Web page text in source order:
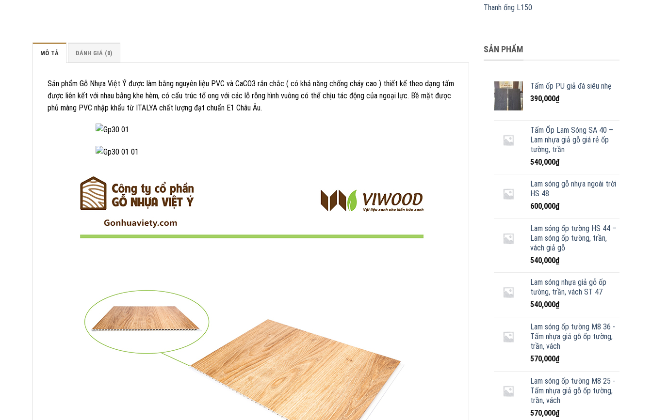
Thanh ống L150
MÔ TẢ ĐÁNH GIÁ (0)
Sản phẩm Gỗ Nhựa Việt Ý được làm bằng nguyên liệu PVC và CaCO3 rắn chắc ( có khả năng chống cháy cao ) thiết kế theo dạng tấm
được liên kết với nhau bằng khe hèm, có cấu trúc tổ ong với các lỗ rỗng hình vuông có thể chịu tác động của ngoại lực. Bề mặt được
phủ màng PVC nhập khẩu từ ITALYA chất lượng đạt chuẩn E1 Châu Âu.
SẢN PHẨM
Tấm ốp PU giả đá siêu nhẹ
390,000₫
Tấm Ốp Lam Sóng SA 40 –
Lam nhựa giả gỗ giá rẻ ốp
tường, trần
540,000₫
Lam sóng gỗ nhựa ngoài trời
HS 48
600,000₫
Lam sóng ốp tường HS 44 –
Lam sóng ốp tường, trần,
vách giả gỗ
540,000₫
Lam sóng nhựa giả gỗ ốp
tường, trần, vách ST 47
540,000₫
Lam sóng ốp tường M8 36 -
Tấm nhựa giả gỗ ốp tường,
trần, vách
570,000₫
Lam sóng ốp tường M8 25 -
Tấm nhựa giả gỗ ốp tường,
trần, vách
570,000₫